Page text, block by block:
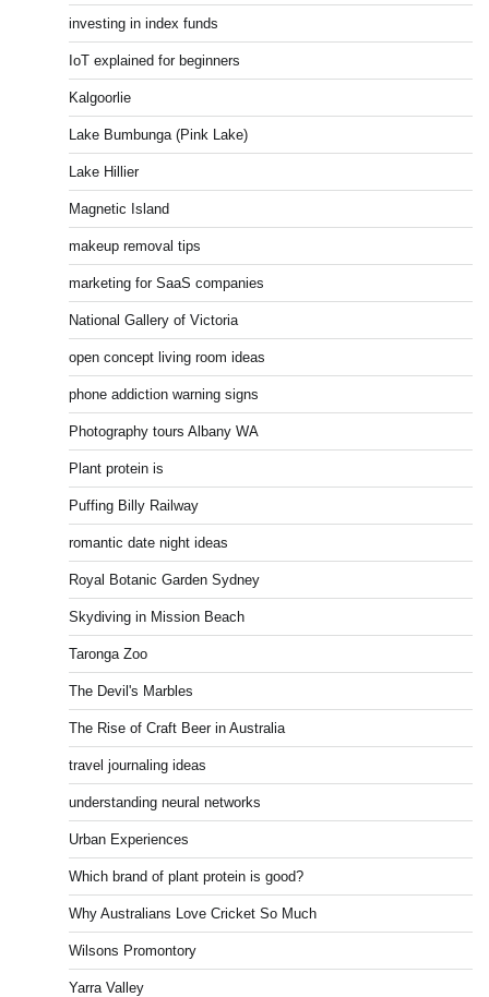
investing in index funds
IoT explained for beginners
Kalgoorlie
Lake Bumbunga (Pink Lake)
Lake Hillier
Magnetic Island
makeup removal tips
marketing for SaaS companies
National Gallery of Victoria
open concept living room ideas
phone addiction warning signs
Photography tours Albany WA
Plant protein is
Puffing Billy Railway
romantic date night ideas
Royal Botanic Garden Sydney
Skydiving in Mission Beach
Taronga Zoo
The Devil's Marbles
The Rise of Craft Beer in Australia
travel journaling ideas
understanding neural networks
Urban Experiences
Which brand of plant protein is good?
Why Australians Love Cricket So Much
Wilsons Promontory
Yarra Valley